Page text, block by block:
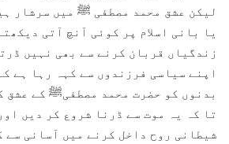
لیکن عشق محمد مصطفی ﷺ میں سرشار
یا بانی اسلام پر کوئی آنچ آتی
زندگیاں قربان کرنے سے بھی نہیں
اپنے سیاسی فرزندوں سے کہہ رہا ہے
بدنوں کو حضرت محمد مصطفیﷺ کے عشق
تا کہ یہ موت سے ڈرنا شروع کر دیں
شیطانی روح داخل کرنے میں آسانی سے